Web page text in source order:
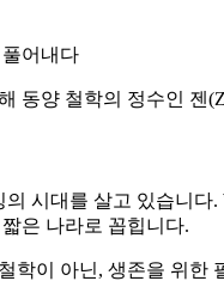
어내다
동양 철학의 정수인
시대를 살고 있습니
은 나라로 꼽힙니다.
학이 아닌, 생존을 위한